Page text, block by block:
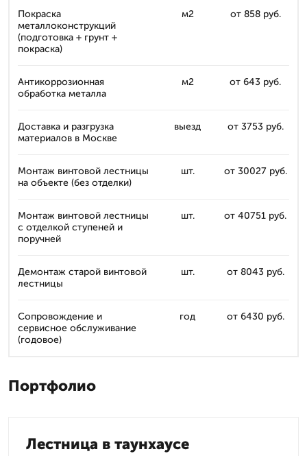
Покраска
металлоконструкций
(подготовка + грунт +
покраска)
м2 от 858 руб.
Антикоррозионная
обработка металла
м2 от 643 руб.
Доставка и разгрузка
материалов в Москве
выезд от 3753 руб.
Монтаж винтовой лестницы
на объекте (без отделки)
шт. от 30027 руб.
Монтаж винтовой лестницы
с отделкой ступеней и
поручней
шт. от 40751 руб.
Демонтаж старой винтовой
лестницы
шт. от 8043 руб.
Сопровождение и
сервисное обслуживание
(годовое)
год от 6430 руб.
Портфолио
Лестница в таунхаусе